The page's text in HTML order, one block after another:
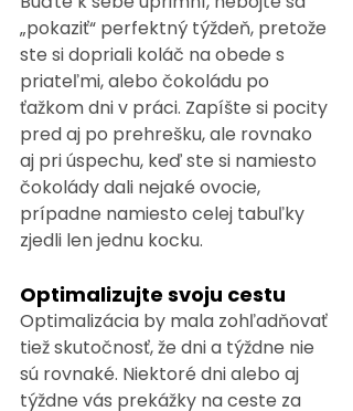
„pokaziť“ perfektný týždeň, pretože
ste si dopriali koláč na obede s
priateľmi, alebo čokoládu po
ťažkom dni v práci. Zapíšte si pocity
pred aj po prehrešku, ale rovnako
aj pri úspechu, keď ste si namiesto
čokolády dali nejaké ovocie,
prípadne namiesto celej tabuľky
zjedli len jednu kocku.
Optimalizujte svoju cestu
Optimalizácia by mala zohľadňovať
tiež skutočnosť, že dni a týždne nie
sú rovnaké. Niektoré dni alebo aj
týždne vás prekážky na ceste za